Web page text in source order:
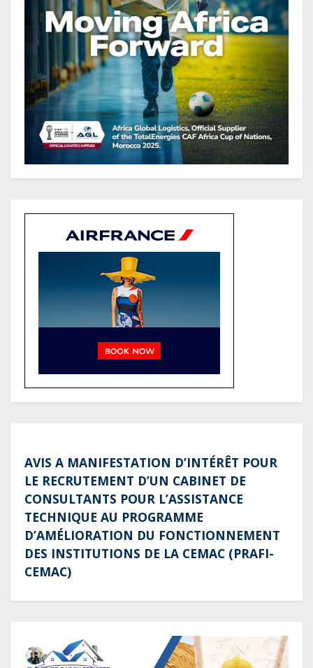
améliorer la performance des
projets
Gabon : Ismaël Bonkoungou, le
Directeur général en visite
d’inspection des grands chantiers
routiers d’EBOMAF BTP Gabon
dans la Ngounié
Gabon : Les paiements d’intérêts
de la dette absorbent 20 à 30 % des
recettes, tandis que le service
des recettes budgétaires
(Rapport)
Société : Vives polémiques sur
l’identité de Bombé Marcel auprès
de la communauté Babongo
positionnement de partenaire de
référence pour les grands projets
industriels et d’infrastructures du
pays
AVIS A MANIFESTATION D’INTÉRÊT POUR
LE RECRUTEMENT D’UN CABINET DE
CONSULTANTS POUR L’ASSISTANCE
TECHNIQUE AU PROGRAMME
D’AMÉLIORATION DU FONCTIONNEMENT
DES INSTITUTIONS DE LA CEMAC (PRAFI-
CEMAC)